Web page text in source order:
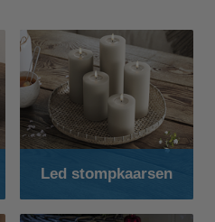
Led stompkaarsen